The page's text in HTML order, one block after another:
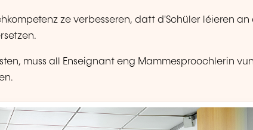
ze verbesseren, datt d'Schüler léieren an
muss all Enseignant eng Mammesproochlerin